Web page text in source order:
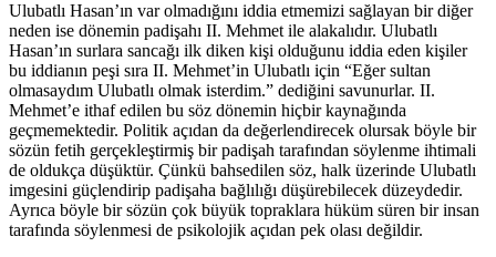
Ulubatlı Hasan’ın var olmadığını iddia etmemizi sağlayan bir diğer
neden ise dönemin padişahı II. Mehmet ile alakalıdır. Ulubatlı
Hasan’ın surlara sancağı ilk diken kişi olduğunu iddia eden kişiler
bu iddianın peşi sıra II. Mehmet’in Ulubatlı için “Eğer sultan
olmasaydım Ulubatlı olmak isterdim.” dediğini savunurlar. II.
Mehmet’e ithaf edilen bu söz dönemin hiçbir kaynağında
geçmemektedir. Politik açıdan da değerlendirecek olursak böyle bir
sözün fetih gerçekleştirmiş bir padişah tarafından söylenme ihtimali
de oldukça düşüktür. Çünkü bahsedilen söz, halk üzerinde Ulubatlı
imgesini güçlendirip padişaha bağlılığı düşürebilecek düzeydedir.
Ayrıca böyle bir sözün çok büyük topraklara hüküm süren bir insan
tarafında söylenmesi de psikolojik açıdan pek olası değildir.